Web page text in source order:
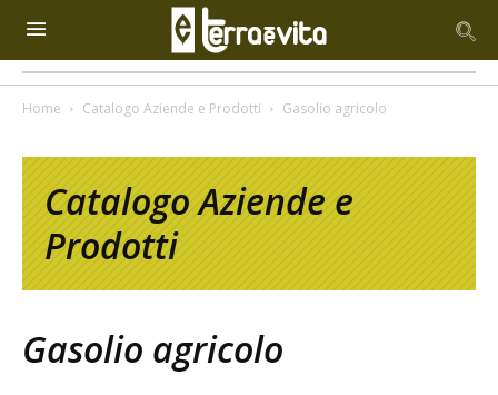
Home Catalogo Aziende e Prodotti Gasolio agricolo
Catalogo Aziende e
Prodotti
Gasolio agricolo